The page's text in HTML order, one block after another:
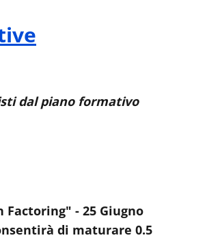
dal piano formativo
- 25 Giugno
di maturare 0.5